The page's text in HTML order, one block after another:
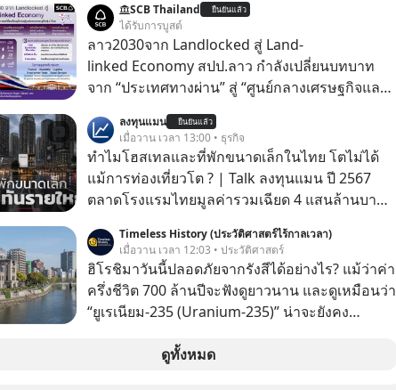
ความสุขนั้นกลับอยู่กับเราได้ไม่นาน? นี่คือกลไกพื้น
ฐานของมนุษย์ที่ Arthur Schopenhauer นัก
ปรัชญาชาวเยอรมันเคยอธิบายไว้เมื่อ 200 กว่าปี
ก่อน แล้วเราจะหยุดวงจรความอยากในใจเพื่อ
ความสุขที่ยั่งยืนได้อย่างไร? ติดตามได้ในพอดแค
สต์ 5M EP. นี้ #goodtime #5minutespodcast
#missiontothemoonpodcast
SCB Thailand ยืนยันแล้ว
ได้รับการบูสต์
ลาว2030จาก Landlocked สู่ Land-
linked Economy สปป.ลาว กำลังเปลี่ยนบทบาท
จาก “ประเทศทางผ่าน” สู่ “ศูนย์กลางเศรษฐกิจและ
ลงทุนแมน ยืนยันแล้ว
เมื่อวาน เวลา 13:00 • ธุรกิจ
ทำไมโฮสเทลและที่พักขนาดเล็กในไทย โตไม่ได้
แม้การท่องเที่ยวโต ? | Talk ลงทุนแมน ปี 2567
ตลาดโรงแรมไทยมูลค่ารวมเฉียด 4 แสนล้านบาท
ประกอบการรายใหญ่ และมีอัตราการเติบโตได้ถึง
16% ขณะที่ผู้ประกอบการโฮสเทลและที่พักขนาด
เล็ก ซึ่งมีสัดส่วนถึง 91% ของธุรกิจที่พักทั้งหมด
กลับโตเพียง 1.3% เท่านั้น เกิดอะไรขึ้นกับที่พักราย
เล็ก ? อะไรคือข้อจำกัดที่ทำให้โตไม่สุด และต้อง
ปลดล็อกกฎเกณฑ์ไหน เพื่อให้รายเล็กเติบโตได้
มากกว่าที่เป็นอยู่ ? Talk ลงทุนแมนชวนมา
Timeless History (ประวัติศาสตร์ไร้กาลเวลา)
เมื่อวาน เวลา 12:03 • ประวัติศาสตร์
ฮิโรชิมาวันนี้ปลอดภัยจากรังสีได้อย่างไร? แม้ว่าค่า
ครึ่งชีวิต 700 ล้านปีจะฟังดูยาวนาน และดูเหมือนว่า
“ยูเรเนียม-235 (Uranium-235)” น่าจะยังคง
หลักที่ทำให้ยูเรเนียมไม่ใช่ภัยคุกคามหลักหลังการ
ดูทั้งหมด